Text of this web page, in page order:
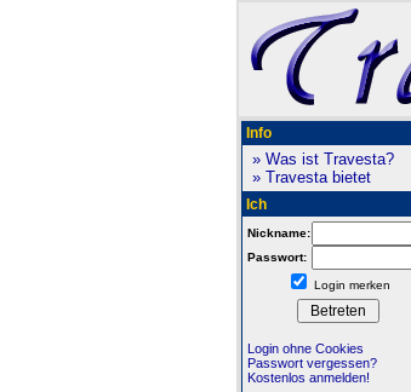
Info
» Was ist Travesta?
» Travesta bietet
Ich
Nickname:
Passwort:
Login merken
Login ohne Cookies
Passwort vergessen?
Kostenlos anmelden!